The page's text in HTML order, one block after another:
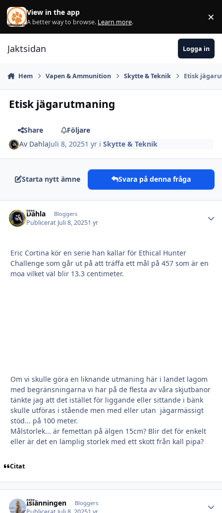
Hoppa till innehåll
View in the app
A better way to browse. Learn more. ×
Jaktsidan Logga in
Hem Vapen & Ammunition Skytte & Teknik Etisk
Etisk jägarutmaning
Share
Följare
Av DahlaJuli 8, 20251 yr iSkytte & Teknik
Starta nytt ämne Svara på denna fråga
Dahla Bloggers
Publicerat Juli 8, 20251 yr
Eric Cortina kör en serie han kallar för Ethical Hunter
Challenge som går ut på att träffa ett mål på 457 som är en
moa vilket väl blir 13.3 centimeter.
Om vi skulle göra en liknande utmaning här i landet lagom
med begränsningarna vi har på de flesta av våra skjutbanor
tänkte jag att det istället för liggande eller sittande i bänk
skulle utföras i stående men med eller utan jägarmässigt
stöd... på 100 meter.
Målstorlek... är femettan på älgen 15cm? Blir det för enkelt
eller är det en lämplig storlek med ett skott från kall pipa?
Citat
Islänningen Bloggers